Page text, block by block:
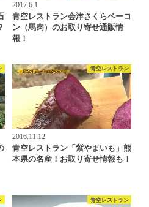
2017.6.1
青空レストラン会津さくらベーコ
ン（馬肉）のお取り寄せ通販情
報！
青空レストラン
2016.11.12
青空レストラン「紫やまいも」熊
本県の名産！お取り寄せ情報も！
青空レストラン